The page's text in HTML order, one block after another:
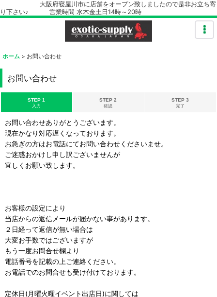
大阪府寝屋川市に店舗をオープン致しましたので是非お立ち寄
り下さい♪ 営業時間 水木金土日14時～20時
ホーム > お問い合わせ
お問い合わせ
STEP 1
入力
STEP 2
確認
STEP 3
完了
お問い合わせありがとうございます。
現在かなり対応遅くなっております。
お急ぎの方はお電話にてお問い合わせくださいませ。
ご迷惑おかけし申し訳ございませんが
宜しくお願い致します。
お客様の設定により
当店からの返信メールが届かない事があります。
２日経って返信が無い場合は
大変お手数ではございますが
もう一度お問合せ欄より
電話番号を記載の上ご連絡ください。
お電話でのお問合せも受け付けております。
定休日(月曜火曜イベント出店日)に関しては